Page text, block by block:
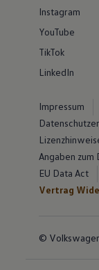
Instagram
YouTube
TikTok
LinkedIn
Impressum
Angaben zum
EU Data Act
Vertrag
©